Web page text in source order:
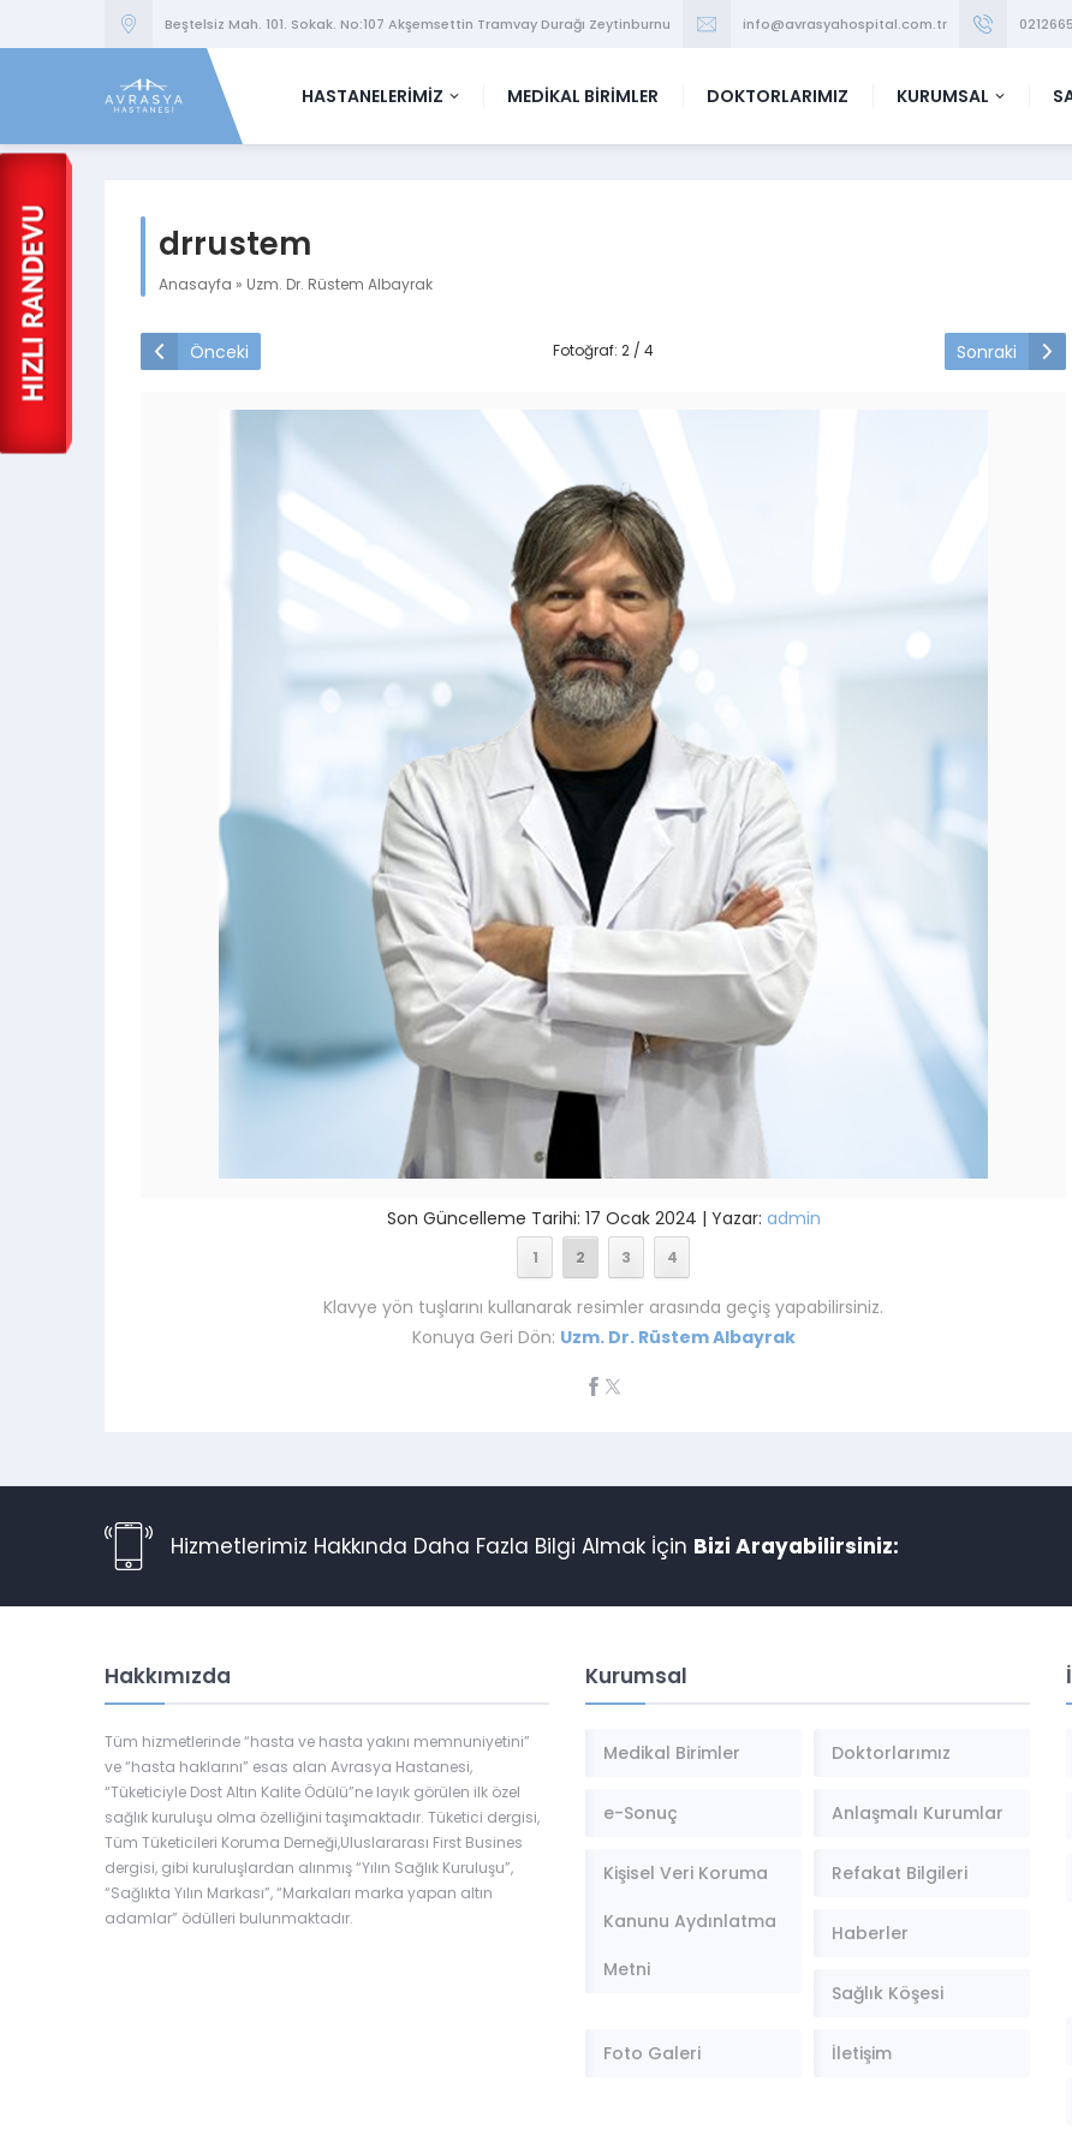
Beştelsiz Mah. 101. Sokak. No:107 Akşemsettin Tramvay Durağı Zeytinburnu info@avrasyahospital.com.tr
HASTANELERİMİZ MEDİKAL BİRİMLER DOKTORLARIMIZ KURUMSAL
drrustem
Anasayfa » Uzm. Dr. Rüstem Albayrak
Önceki Fotoğraf: 2 / 4 Sonraki
Son Güncelleme Tarihi: 17 Ocak 2024 | Yazar: admin
1 2 3 4
Klavye yön tuşlarını kullanarak resimler arasında geçiş yapabilirsiniz.
Konuya Geri Dön: Uzm. Dr. Rüstem Albayrak
Hizmetlerimiz Hakkında Daha Fazla Bilgi Almak İçin Bizi Arayabilirsiniz:
Hakkımızda
Tüm hizmetlerinde “hasta ve hasta yakını memnuniyetini”
ve “hasta haklarını” esas alan Avrasya Hastanesi,
“Tüketiciyle Dost Altın Kalite Ödülü”ne layık görülen ilk özel
sağlık kuruluşu olma özelliğini taşımaktadır. Tüketici dergisi,
Tüm Tüketicileri Koruma Derneği,Uluslararası First Busines
dergisi, gibi kuruluşlardan alınmış “Yılın Sağlık Kuruluşu”,
“Sağlıkta Yılın Markası”, “Markaları marka yapan altın
adamlar” ödülleri bulunmaktadır.
Kurumsal
Medikal Birimler Doktorlarımız
e-Sonuç Anlaşmalı Kurumlar
Kişisel Veri Koruma
Kanunu Aydınlatma
Metni
Refakat Bilgileri
Haberler
Sağlık Köşesi
Foto Galeri İletişim